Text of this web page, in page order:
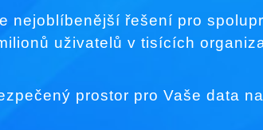
nejoblíbenější řešení pro
uživatelů v tisících
prostor pro Vaše data